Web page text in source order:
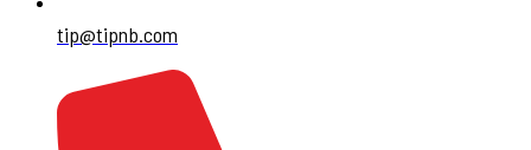
tip@tipnb.com